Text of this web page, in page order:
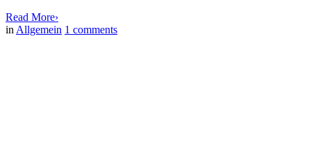
Read More›
in Allgemein 1 comments